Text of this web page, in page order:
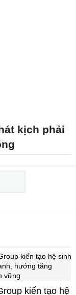
kịch phải
kiến tạo hệ